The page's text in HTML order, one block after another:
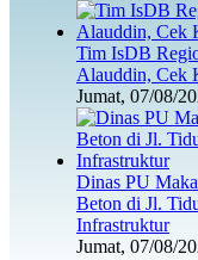
Tim IsDB
Alauddin, Cek
Jumat, 07/08/
Dinas PU
Beton di Jl.
Infrastruktur
Jumat, 07/08/